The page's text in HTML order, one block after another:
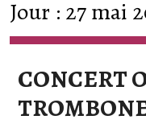
Jour : 27 mai
CONCERT